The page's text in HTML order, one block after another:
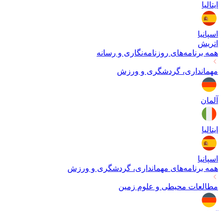
ایتالیا
اسپانیا
اتریش
همه برنامه‌های روزنامه‌نگاری و رسانه
مهمانداری، گردشگری و ورزش
آلمان
ایتالیا
اسپانیا
همه برنامه‌های مهمانداری، گردشگری و ورزش
مطالعات محیطی و علوم زمین